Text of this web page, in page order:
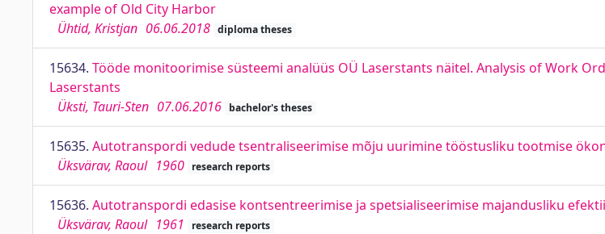
example of Old City Harbor
Ühtid, Kristjan 06.06.2018 diploma theses
15634. Tööde monitoorimise süsteemi analüüs OÜ Laserstants näitel. Analysis of Work
Laserstants
Üksti, Tauri-Sten 07.06.2016 bachelor's theses
15635. Autotranspordi vedude tsentraliseerimise mõju uurimine tööstusliku tootmise
Üksvärav, Raoul 1960 research reports
15636. Autotranspordi edasise kontsentreerimise ja spetsialiseerimise majandusliku
Üksvärav, Raoul 1961 research reports